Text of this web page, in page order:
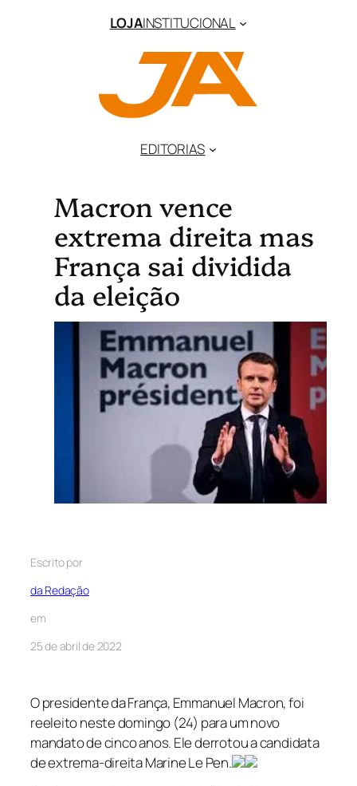
LOJAINSTITUCIONAL
EDITORIAS
Macron vence
extrema direita mas
França sai dividida
da eleição
Escrito por
da Redação
em
25 de abril de 2022
O presidente da França, Emmanuel Macron, foi
reeleito neste domingo (24) para um novo
mandato de cinco anos. Ele derrotou a candidata
de extrema-direita Marine Le Pen.